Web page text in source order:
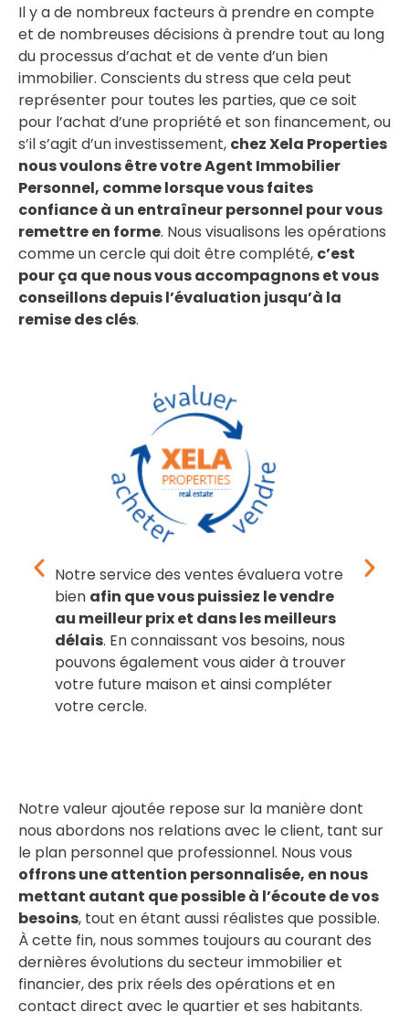
Il y a de nombreux facteurs à prendre en compte
et de nombreuses décisions à prendre tout au long
du processus d’achat et de vente d’un bien
immobilier. Conscients du stress que cela peut
représenter pour toutes les parties, que ce soit
pour l’achat d’une propriété et son financement, ou
s’il s’agit d’un investissement, chez Xela Properties
nous voulons être votre Agent Immobilier
Personnel, comme lorsque vous faites
confiance à un entraîneur personnel pour vous
remettre en forme. Nous visualisons les opérations
comme un cercle qui doit être complété, c’est
pour ça que nous vous accompagnons et vous
conseillons depuis l’évaluation jusqu’à la
remise des clés.
Notre service des ventes évaluera votre
bien afin que vous puissiez le vendre
au meilleur prix et dans les meilleurs
délais. En connaissant vos besoins, nous
pouvons également vous aider à trouver
votre future maison et ainsi compléter
votre cercle.
Notre valeur ajoutée repose sur la manière dont
nous abordons nos relations avec le client, tant sur
le plan personnel que professionnel. Nous vous
offrons une attention personnalisée, en nous
mettant autant que possible à l’écoute de vos
besoins, tout en étant aussi réalistes que possible.
À cette fin, nous sommes toujours au courant des
dernières évolutions du secteur immobilier et
financier, des prix réels des opérations et en
contact direct avec le quartier et ses habitants.